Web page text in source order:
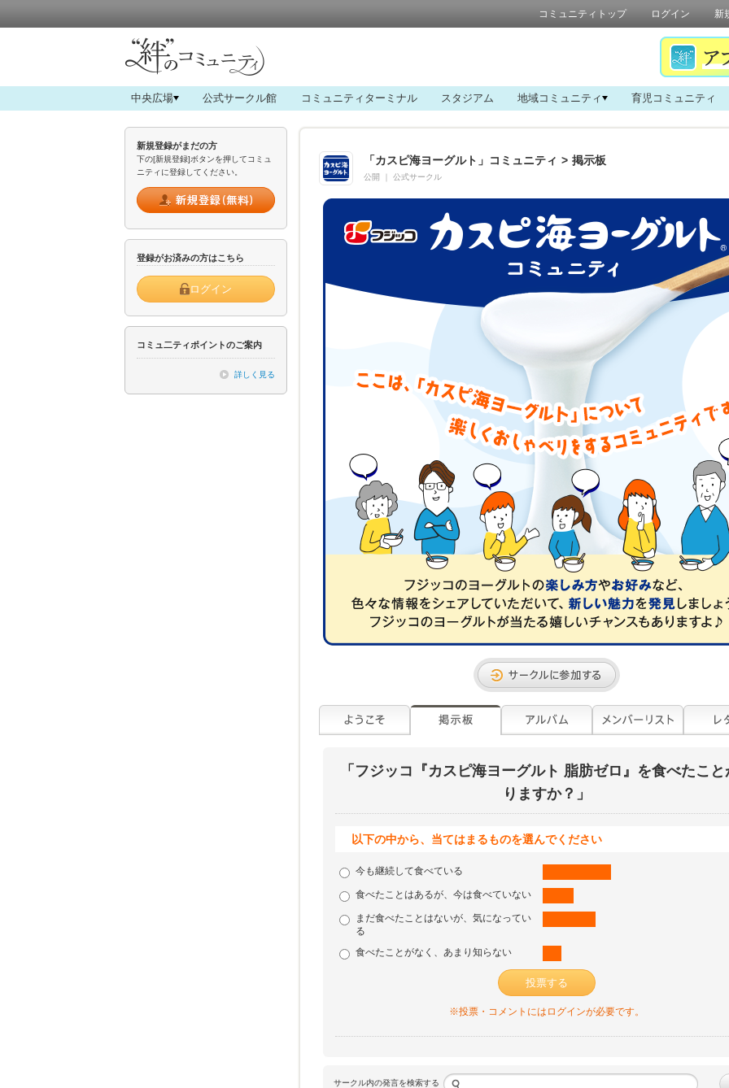
コミュニティトップ ログイン 新
中央広場 公式サークル館 コミュニティターミナル スタジアム 地域コミュニティ 育児コミュニティ
新規登録がまだの方
下の[新規登録]ボタンを押してコミュ
ニティに登録してください。
登録がお済みの方はこちら
ログイン
コミュ二ティポイントのご案内
詳しく見る
「カスピ海ヨーグルト」コミュニティ > 掲示板
公開 公式サークル
「フジッコ『カスピ海ヨーグルト 脂肪ゼロ』を食べたこと
りますか？」
以下の中から、当てはまるものを選んでください
今も継続して食べている
食べたことはあるが、今は食べていない
まだ食べたことはないが、気になってい
る
食べたことがなく、あまり知らない
投票する
※投票・コメントにはログインが必要です。
サークル内の発言を検索する